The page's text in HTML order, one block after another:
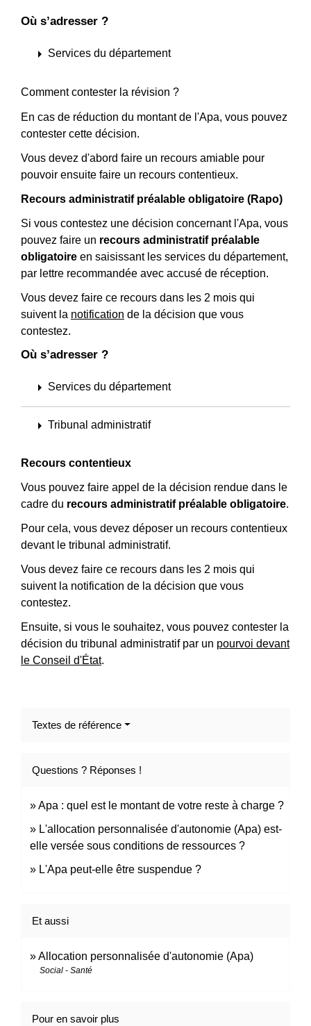
Où s’adresser ?
arrow_right Services du département
Comment contester la révision ?
En cas de réduction du montant de l'Apa, vous pouvez
contester cette décision.
Vous devez d'abord faire un recours amiable pour
pouvoir ensuite faire un recours contentieux.
Recours administratif préalable obligatoire (Rapo)
Si vous contestez une décision concernant l'Apa, vous
pouvez faire un recours administratif préalable
obligatoire en saisissant les services du département,
par lettre recommandée avec accusé de réception.
Vous devez faire ce recours dans les 2 mois qui
suivent la notification de la décision que vous
contestez.
Où s’adresser ?
arrow_right Services du département
arrow_right Tribunal administratif
Recours contentieux
Vous pouvez faire appel de la décision rendue dans le
cadre du recours administratif préalable obligatoire.
Pour cela, vous devez déposer un recours contentieux
devant le tribunal administratif.
Vous devez faire ce recours dans les 2 mois qui
suivent la notification de la décision que vous
contestez.
Ensuite, si vous le souhaitez, vous pouvez contester la
décision du tribunal administratif par un pourvoi devant
le Conseil d'État.
Textes de référence
Questions ? Réponses !
Apa : quel est le montant de votre reste à charge ?
L'allocation personnalisée d'autonomie (Apa) est-
elle versée sous conditions de ressources ?
L'Apa peut-elle être suspendue ?
Et aussi
Allocation personnalisée d'autonomie (Apa)
Social - Santé
Pour en savoir plus